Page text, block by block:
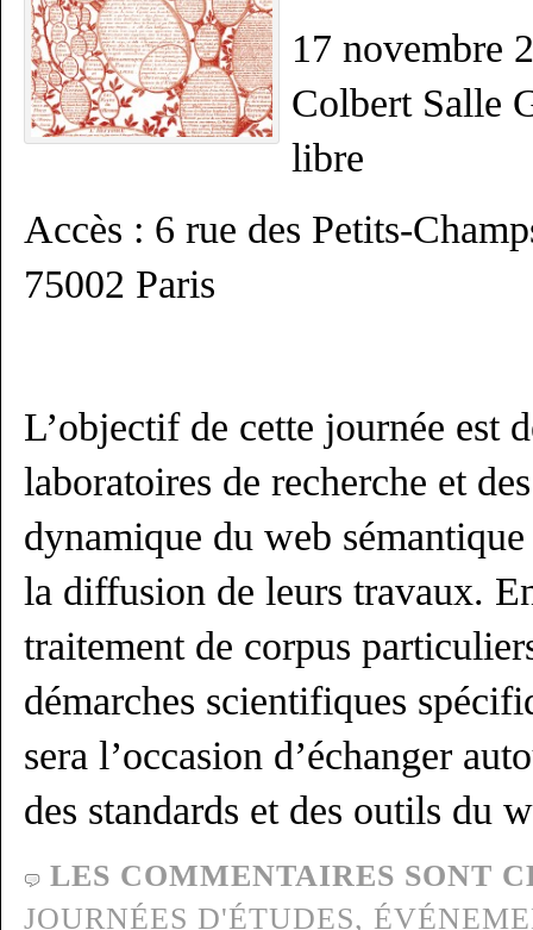
17 novembre
Colbert Salle
libre
Accès : 6 rue des Petits-
75002 Paris
L’objectif de cette journée est
laboratoires de recherche et
dynamique du web
la diffusion de leurs travaux.
traitement de corpus
démarches scientifiques
sera l’occasion d’échanger
des standards et des outils du
LES COMMENTAIRES SONT
JOURNÉES D'ÉTUDES,